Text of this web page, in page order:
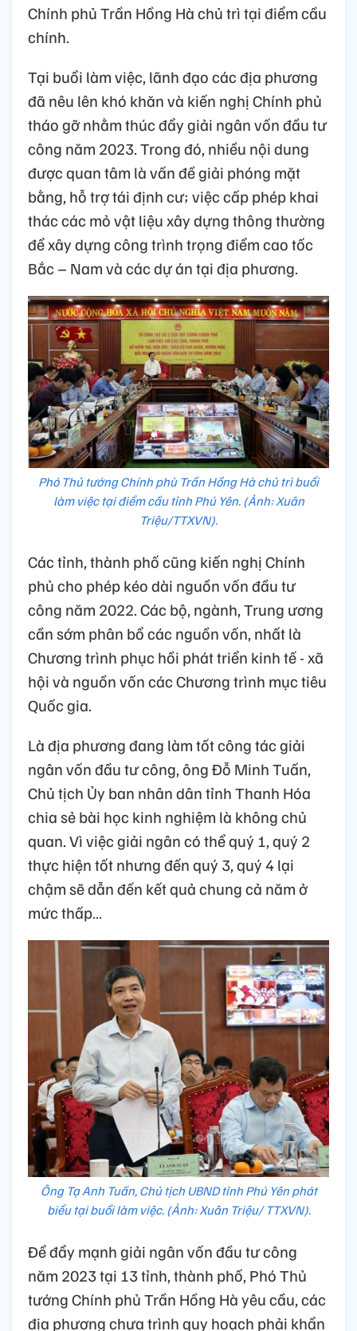
Chính phủ Trần Hồng Hà chủ trì tại điểm cầu
chính.
Tại buổi làm việc, lãnh đạo các địa phương
đã nêu lên khó khăn và kiến nghị Chính phủ
tháo gỡ nhằm thúc đẩy giải ngân vốn đầu tư
công năm 2023. Trong đó, nhiều nội dung
được quan tâm là vấn đề giải phóng mặt
bằng, hỗ trợ tái định cư; việc cấp phép khai
thác các mỏ vật liệu xây dựng thông thường
để xây dựng công trình trọng điểm cao tốc
Bắc – Nam và các dự án tại địa phương.
Phó Thủ tướng Chính phù Trần Hồng Hà chủ trì buổi
làm việc tại điểm cầu tỉnh Phú Yên. (Ảnh: Xuân
Triệu/TTXVN).
Các tỉnh, thành phố cũng kiến nghị Chính
phủ cho phép kéo dài nguồn vốn đầu tư
công năm 2022. Các bộ, ngành, Trung ương
cần sớm phân bổ các nguồn vốn, nhất là
Chương trình phục hồi phát triển kinh tế - xã
hội và nguồn vốn các Chương trình mục tiêu
Quốc gia.
Là địa phương đang làm tốt công tác giải
ngân vốn đầu tư công, ông Đỗ Minh Tuấn,
Chủ tịch Ủy ban nhân dân tỉnh Thanh Hóa
chia sẻ bài học kinh nghiệm là không chủ
quan. Vì việc giải ngân có thể quý 1, quý 2
thực hiện tốt nhưng đến quý 3, quý 4 lại
chậm sẽ dẫn đến kết quả chung cả năm ở
mức thấp…
Ông Tạ Anh Tuấn, Chủ tịch UBND tỉnh Phú Yên phát
biểu tại buổi làm việc. (Ảnh: Xuân Triệu/ TTXVN).
Để đẩy mạnh giải ngân vốn đầu tư công
năm 2023 tại 13 tỉnh, thành phố, Phó Thủ
tướng Chính phủ Trần Hồng Hà yêu cầu, các
địa phương chưa trình quy hoạch phải khẩn